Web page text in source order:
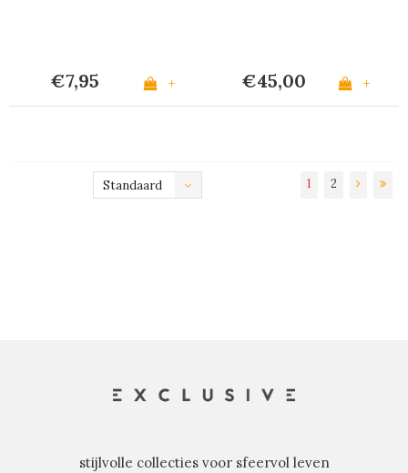
€7,95 + €45,00 +
Standaard 1 2
stijlvolle collecties voor sfeervol leven